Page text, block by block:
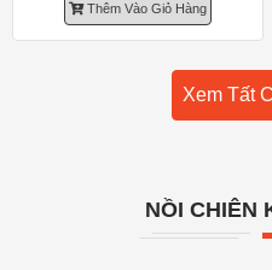
Thêm Vào Giỏ Hàng
Xem Tất
NỒI CHIÊN